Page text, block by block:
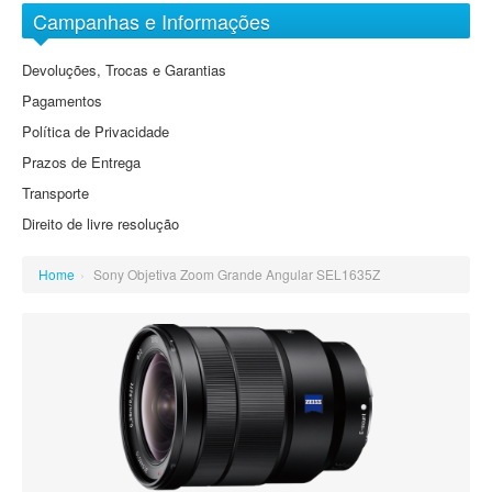
Objectivas EF-M
Grande Angular
Grande Angular Zoom
Standard
Standard Zoom
Tele Zoom
DVD
Baterias
Cartões de Memória
Cassetes
Campanhas e Informações
Devoluções, Trocas e Garantias
Pagamentos
Política de Privacidade
Prazos de Entrega
Transporte
Direito de livre resolução
Home › Sony Objetiva Zoom Grande Angular SEL1635Z